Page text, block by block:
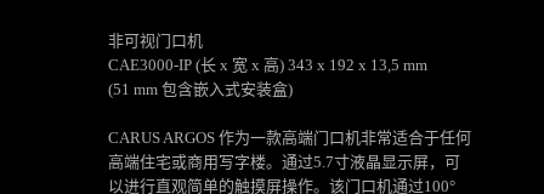
非可视门口机
CAE3000-IP (长 x 宽 x 高) 343 x 192 x 13,5 mm
(51 mm 包含嵌入式安装盒)
CARUS ARGOS 作为一款高端门口机非常适合于任何
高端住宅或商用写字楼。通过5.7寸液晶显示屏，可
以进行直观简单的触摸屏操作。该门口机通过100°